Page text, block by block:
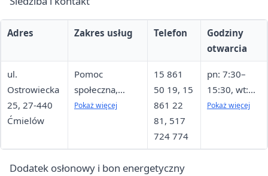
Adres Zakres usług Telefon
Godziny
otwarcia
ul.
Ostrowiecka
25, 27-440
Ćmielów
Pomoc
społeczna,
świadczenia
alimentacyjny
Pokaż więcej
15 861
50 19, 15
861 22
81, 517
724 774
pn: 7:30–
15:30, wt:
8:00–16:00,
przyjęć),
Pokaż więcej
Dodatek osłonowy i bon energetyczny